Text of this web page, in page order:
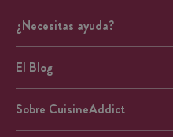
¿Necesitas ayuda?
El Blog
Sobre CuisineAddict